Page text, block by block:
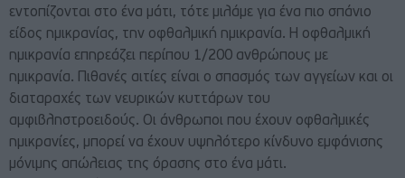
εντοπίζονται στο ένα μάτι, τότε μιλάμε για ένα πιο σπάνιο
είδος ημικρανίας, την οφθαλμική ημικρανία. Η οφθαλμική
ημικρανία επηρεάζει περίπου 1/200 ανθρώπους με
ημικρανία. Πιθανές αιτίες είναι ο σπασμός των αγγείων και οι
διαταραχές των νευρικών κυττάρων του
αμφιβληστροειδούς. Οι άνθρωποι που έχουν οφθαλμικές
ημικρανίες, μπορεί να έχουν υψηλότερο κίνδυνο εμφάνισης
μόνιμης απώλειας της όρασης στο ένα μάτι.